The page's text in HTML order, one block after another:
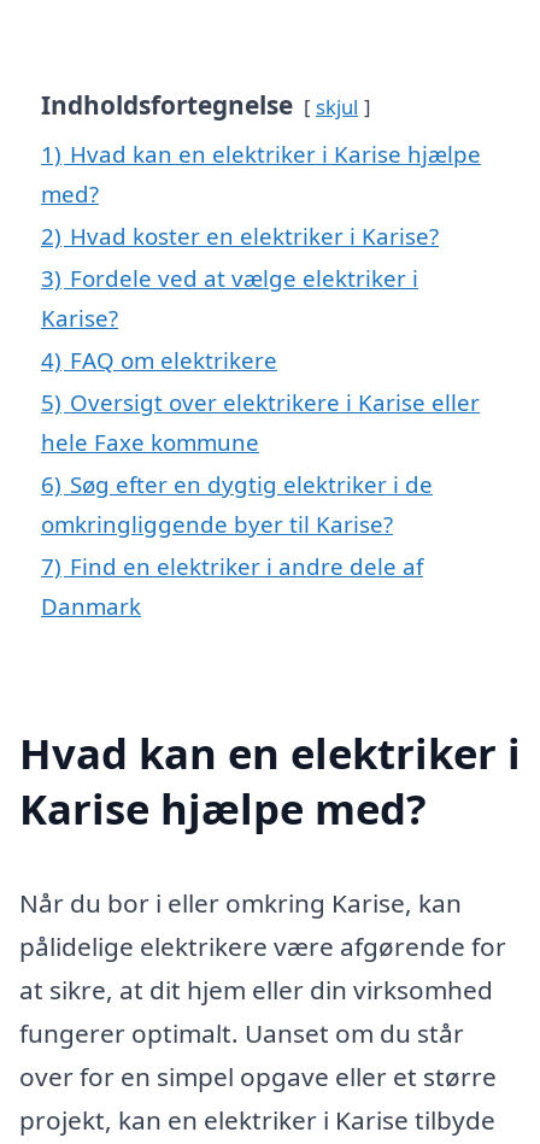
Indholdsfortegnelse skjul
1) Hvad kan en elektriker i Karise hjælpe
med?
2) Hvad koster en elektriker i Karise?
3) Fordele ved at vælge elektriker i
Karise?
4) FAQ om elektrikere
5) Oversigt over elektrikere i Karise eller
hele Faxe kommune
6) Søg efter en dygtig elektriker i de
omkringliggende byer til Karise?
7) Find en elektriker i andre dele af
Danmark
Hvad kan en elektriker i
Karise hjælpe med?
Når du bor i eller omkring Karise, kan
pålidelige elektrikere være afgørende for
at sikre, at dit hjem eller din virksomhed
fungerer optimalt. Uanset om du står
over for en simpel opgave eller et større
projekt, kan en elektriker i Karise tilbyde